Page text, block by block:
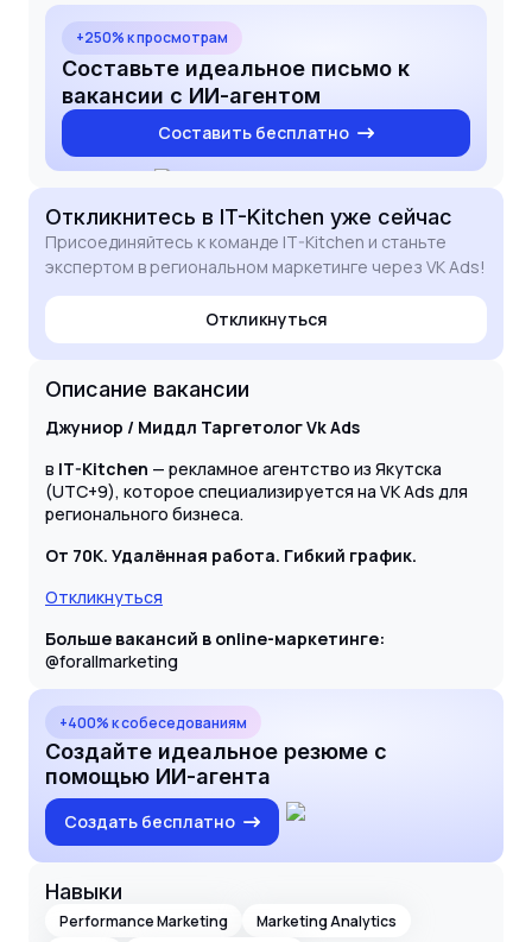
+250% к просмотрам
Составьте идеальное письмо к
вакансии с ИИ-агентом
Составить бесплатно
Откликнитесь в IT-Kitchen уже сейчас
Присоединяйтесь к команде IT-Kitchen и станьте
экспертом в региональном маркетинге через VK Ads!
Откликнуться
Описание вакансии
Джуниор / Миддл Таргетолог Vk Ads
в IT-Kitchen — рекламное агентство из Якутска
(UTC+9), которое специализируется на VK Ads для
регионального бизнеса.
От 70К. Удалённая работа. Гибкий график.
Откликнуться
Больше вакансий в online-маркетинге:
@forallmarketing
+400% к собеседованиям
Создайте идеальное резюме с
помощью ИИ-агента
Создать бесплатно
Навыки
Performance Marketing
Marketing Analytics